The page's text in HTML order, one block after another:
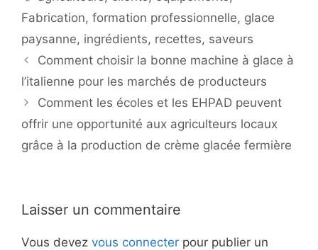
Fabrication, formation professionnelle, glace
paysanne, ingrédients, recettes, saveurs
Comment choisir la bonne machine à glace à
l’italienne pour les marchés de producteurs
Comment les écoles et les EHPAD peuvent
offrir une opportunité aux agriculteurs locaux
grâce à la production de crème glacée fermière
Laisser un commentaire
Vous devez vous connecter pour publier un